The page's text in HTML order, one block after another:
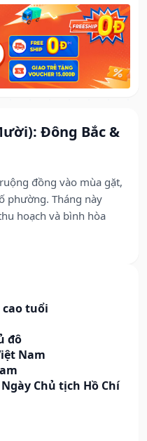
Đông Bắc &
đồng vào mùa gặt,
phường. Tháng này
hoạch và bình hòa
tuổi
đô
Nam
Chủ tịch Hồ Chí